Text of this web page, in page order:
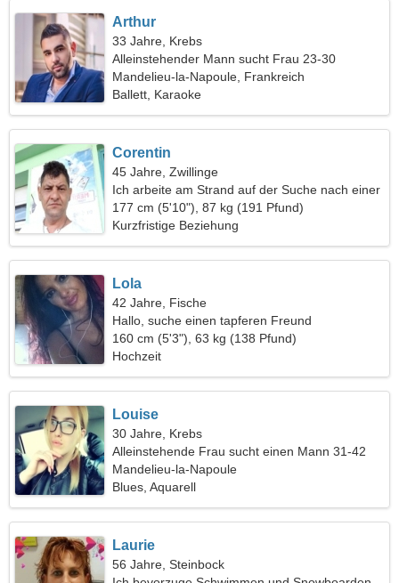
Arthur
33 Jahre, Krebs
Alleinstehender Mann sucht Frau 23-30
Mandelieu-la-Napoule, Frankreich
Ballett, Karaoke
Corentin
45 Jahre, Zwillinge
Ich arbeite am Strand auf der Suche nach einer
sinnlichen Frau
177 cm (5'10"), 87 kg (191 Pfund)
Kurzfristige Beziehung
Lola
42 Jahre, Fische
Hallo, suche einen tapferen Freund
160 cm (5'3"), 63 kg (138 Pfund)
Hochzeit
Louise
30 Jahre, Krebs
Alleinstehende Frau sucht einen Mann 31-42
Mandelieu-la-Napoule
Blues, Aquarell
Laurie
56 Jahre, Steinbock